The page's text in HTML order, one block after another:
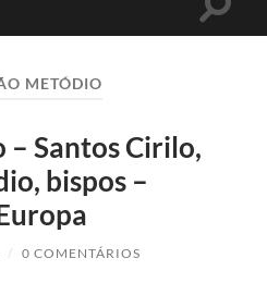
Toggle
METÓDIO
Santos Cirilo,
bispos –
/ 0 COMENTÁRIOS